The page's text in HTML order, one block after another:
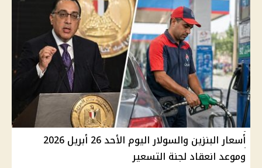
أسعار البنزين والسولار اليوم الأحد 26 أبريل 2026
وموعد انعقاد لجنة التسعير